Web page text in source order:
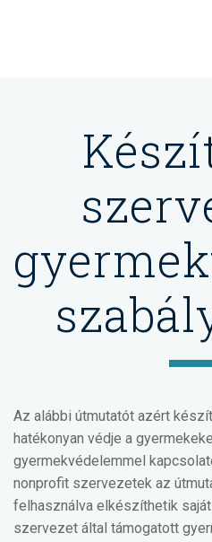
Az alábbi útmutatót azért
hatékonyan védje a
gyermekvédelemmel
nonprofit szervezetek az
felhasználva elkészíthetik
szervezet által támogatott